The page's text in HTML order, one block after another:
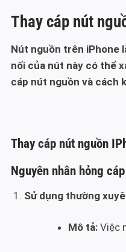
Thay cáp nút
Nút nguồn trên iPhone
nối của nút này có thể
cáp nút nguồn và cách
Thay cáp nút nguồn
Nguyên nhân hỏng
Sử dụng thường
Mô tả: Việc